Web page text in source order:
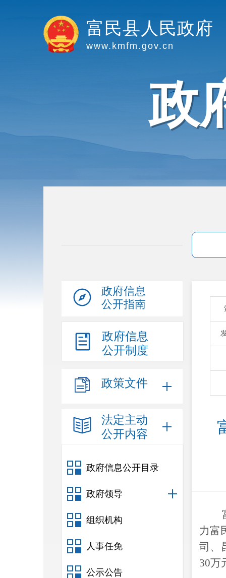
富民县人民政府
www.kmfm.gov.cn
政
政府信息
公开指南
政府信息
公开制度
政策文件
法定主动
公开内容
政府信息公开目录
政府领导
组织机构
人事任免
公示公告
力富
司 、
30万